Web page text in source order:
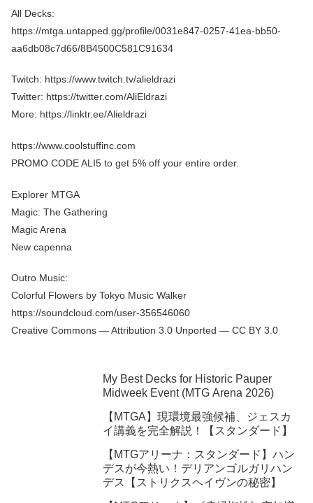
All Decks:
https://mtga.untapped.gg/profile/0031e847-0257-41ea-bb50-
aa6db08c7d66/8B4500C581C91634
Twitch: https://www.twitch.tv/alieldrazi
Twitter: https://twitter.com/AliEldrazi
More: https://linktr.ee/Alieldrazi
https://www.coolstuffinc.com
PROMO CODE ALI5 to get 5% off your entire order.
Explorer MTGA
Magic: The Gathering
Magic Arena
New capenna
Outro Music:
Colorful Flowers by Tokyo Music Walker
https://soundcloud.com/user-356546060
Creative Commons — Attribution 3.0 Unported — CC BY 3.0
My Best Decks for Historic Pauper
Midweek Event (MTG Arena 2026)
【MTGA】現環境最強候補、ジェスカ
イ講義を完全解説！【スタンダード】
【MTGアリーナ：スタンダード】ハン
デスが今熱い！デリアンゴルガリハン
デス【ストリクスヘイヴンの秘密】